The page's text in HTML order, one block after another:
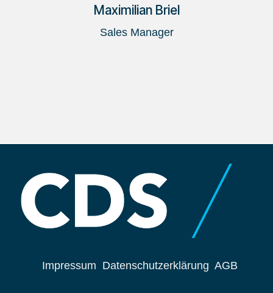
Maximilian Briel
Sales Manager
Impressum Datenschutzerklärung AGB